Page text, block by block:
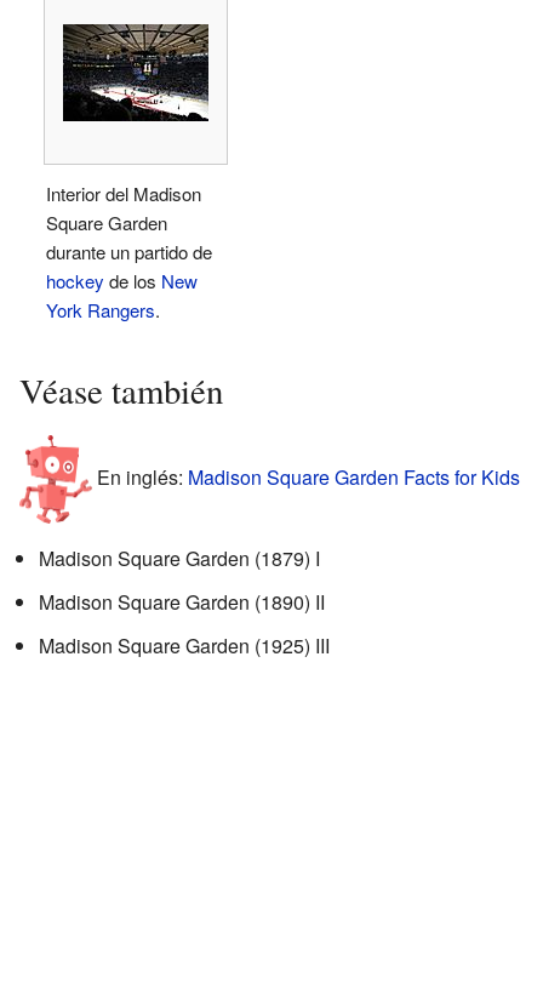
Interior del Madison
Square Garden
durante un partido de
hockey de los New
York Rangers.
Véase también
En inglés: Madison Square Garden Facts for Kids
Madison Square Garden (1879) I
Madison Square Garden (1890) II
Madison Square Garden (1925) III